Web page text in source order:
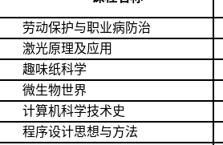
劳动保护与职业病防治
激光原理及应用
趣味纸科学
微生物世界
计算机科学技术史
程序设计思想与方法